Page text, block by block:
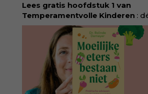
Lees gratis hoofdstuk 1 van
Temperamentvolle Kinderen :
van pedagoog Eva Bronsveld. In
Temperamentvolle kinderen vind
aan kennis en ervaring. Met ruim
verkochte exemplaren met recht
bestseller, waarmee Eva veel
kunnen helpen. Ze schrijft met
liefdevolle kijk op kinderen en